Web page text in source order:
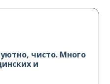
чисто. Много
и